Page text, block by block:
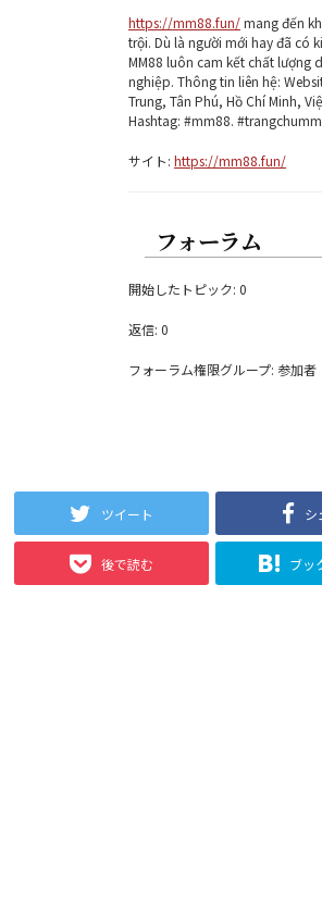
https://mm88.fun/mang đến
trội. Dù là người mới hay đã có
MM88 luôn cam kết chất lượng
nghiệp. Thông tin liên hệ:
Trung, Tân Phú, Hồ Chí Minh,
Hashtag: #mm88.
サイト: https://mm88.fun/
フォーラム
開始したトピック: 0
返信: 0
フォーラム権限グループ: 参加者
ツイート シ
後で読む ブッ